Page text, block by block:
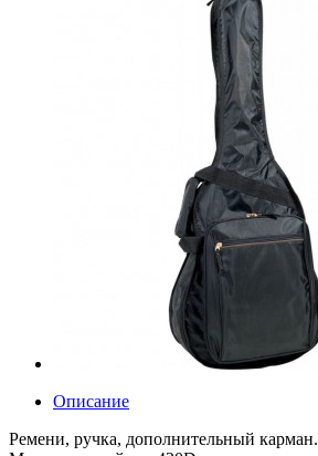
Описание
Ремени, ручка, дополнительный карман.